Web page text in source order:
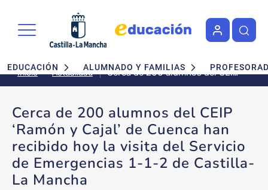
Navegación principal
EDUCACIÓN ALUMNADO Y FAMILIAS
Inicio Actualidad
Cerca de 200 alumnos del CEIP
‘Ramón y Cajal’ de Cuenca han
Servicio de Emergencias 1-1-2
de Castilla-La Mancha
Cerca de 200 alumnos del CEIP
‘Ramón y Cajal’ de Cuenca han
recibido hoy la visita del Servicio
de Emergencias 1-1-2 de Castilla-
La Mancha